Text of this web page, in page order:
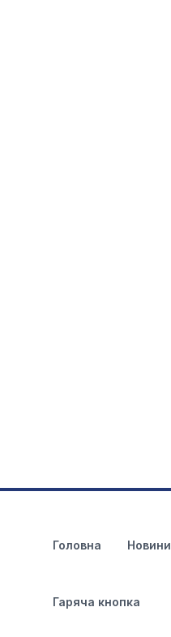
Головна Новини
Гаряча кнопка